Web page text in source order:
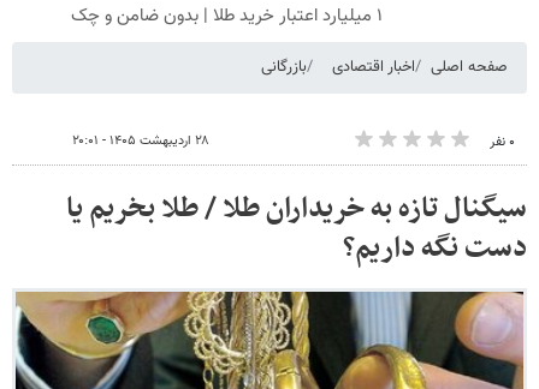
۱ میلیارد اعتبار خرید طلا | بدون ضامن و چک
صفحه اصلی اخبار اقتصادی بازرگانی
۰ نفر ۲۸ اردیبهشت ۱۴۰۵ - ۲۰:۰۱
سیگنال تازه به خریداران طلا / طلا بخریم یا
دست نگه داریم؟